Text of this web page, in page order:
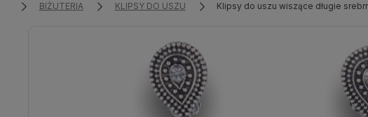
BIŻUTERIA KLIPSY DO USZU Klipsy do uszu wiszące długie